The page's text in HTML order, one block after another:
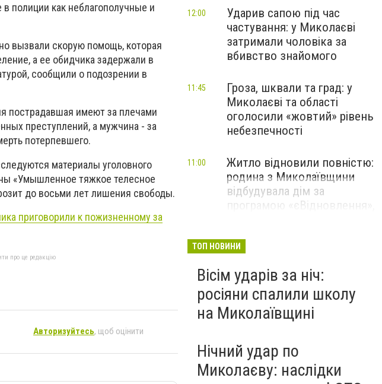
полиции как неблагополучные и
вызвали скорую помощь, которая
а ее обидчика задержали в
сообщили о подозрении в
пострадавшая имеют за плечами
преступлений, а мужчина - за
потерпевшего.
материалы уголовного
«Умышленное тяжкое телесное
до восьми лет лишения свободы.
приговорили к пожизненному за
про це редакцію
Авторизуйтесь, щоб оцінити
Ударив сапою під час
частування: у Миколаєві
затримали чоловіка за
вбивство знайомого
12:00
Гроза, шквали та град: у
Миколаєві та області
оголосили «жовтий» рівень
небезпечності
11:45
Житло відновили повністю:
родина з Миколаївщини
відбудувала дім за
програмою «єВідновлення»,
11:00
ТОП НОВИНИ
Вісім ударів за ніч:
росіяни спалили школу
на Миколаївщині
Нічний удар по
Миколаєву: наслідки